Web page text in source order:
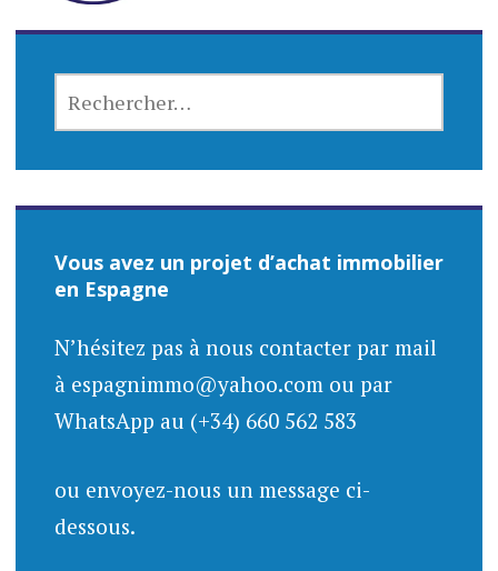
Vous avez un projet d’achat immobilier
en Espagne
N’hésitez pas à nous contacter par mail
à espagnimmo@yahoo.com ou par
WhatsApp au (+34) 660 562 583
ou envoyez-nous un message ci-
dessous.